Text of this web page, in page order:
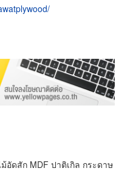
อัดสัก MDF ปาติเกิล กระดาษ